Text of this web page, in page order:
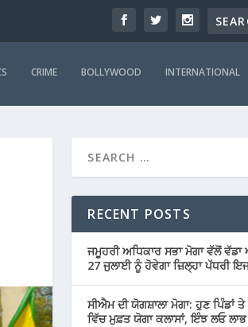
CRIME BOLLYWOOD INTERNATIONAL
RECENT POSTS
ਜਮੂਹਰੀ ਅਧਿਕਾਰ ਸਭਾ ਮੋਗਾ ਵੱਲੋਂ ਵੱਡਾ
27 ਜੁਲਾਈ ਨੂੰ ਹੋਵੇਗਾ ਜ਼ਿਲ੍ਹਾ ਪੱਧਰੀ
ਸੀਐਮ ਦੀ ਯੋਗਸ਼ਾਲਾ ਮੋਗਾ: ਹੁਣ ਪਿੰਡਾਂ ਤੇ
ਵਿੱਚ ਮੁਫ਼ਤ ਯੋਗਾ ਕਲਾਸਾਂ, ਇੰਝ ਲਓ ਲਾਭ